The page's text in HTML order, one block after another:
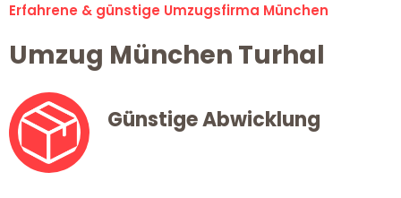
Erfahrene & günstige Umzugsfirma München
Umzug München Turhal
Günstige Abwicklung